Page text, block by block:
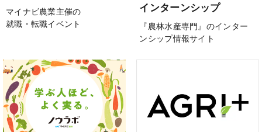
マイナビ農業主催の
就職・転職イベント
インターンシップ
『農林水産専門』のインター
ンシップ情報サイト